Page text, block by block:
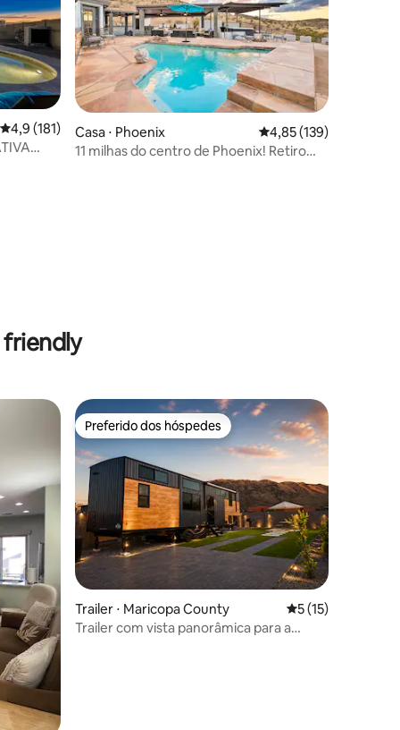
4,9 de uma avaliação média de 5, 181 avaliações
4,9 (181)
Casa ⋅ Phoenix 4,85 de uma avaliação
4,85 (139)
11 milhas do centro de Phoenix! Retiro
hóspedes Preferido dos hóspedes
Preferido dos hóspedes
Trailer ⋅ Maricopa County 5 de uma
5 (15)
Trailer com vista panorâmica para a